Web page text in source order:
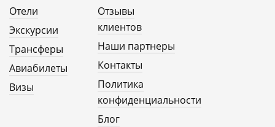
Отели
Экскурсии
Трансферы
Авиабилеты
Визы
Отзывы
клиентов
Наши партнеры
Контакты
Политика
конфиденциальности
Блог